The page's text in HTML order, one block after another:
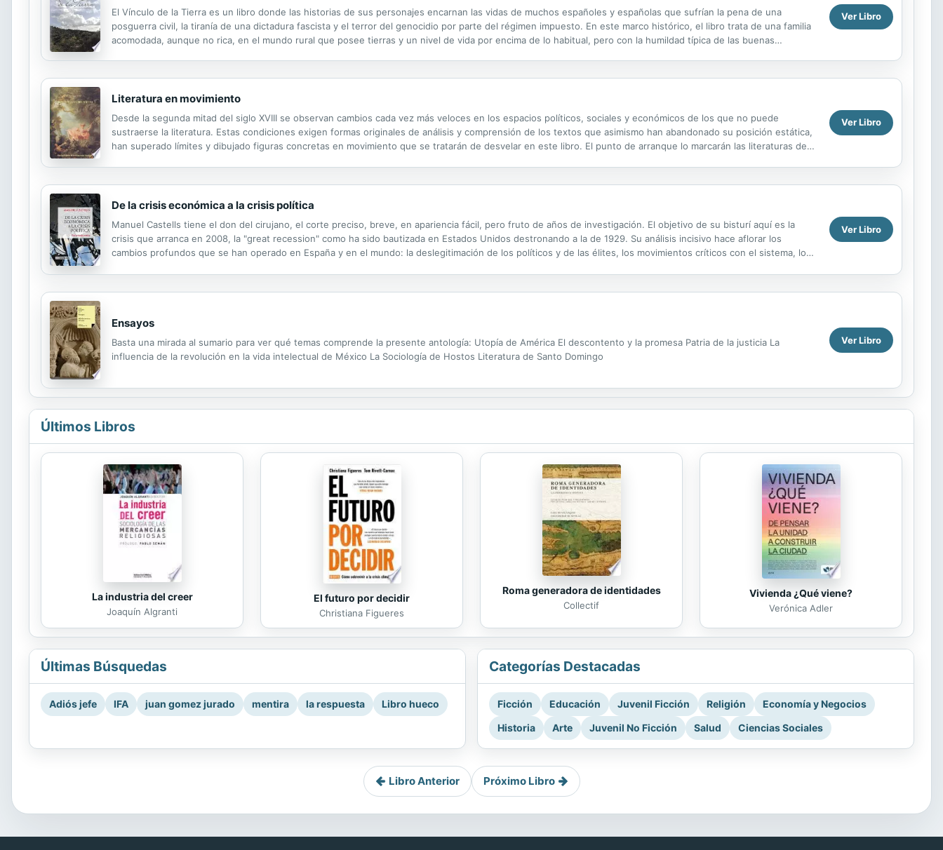
El Vínculo de la Tierra es un libro donde las historias de sus personajes encarnan las vidas de muchos españoles y españolas que sufrían la pena de una
posguerra civil, la tiranía de una dictadura fascista y el terror del genocidio por parte del régimen impuesto. En este marco histórico, el libro trata de una familia
acomodada, aunque no rica, en el mundo rural que posee tierras y un nivel de vida por encima de lo habitual, pero con la humildad típica de las buenas
Ver Libro
Literatura en movimiento
Desde la segunda mitad del siglo XVIII se observan cambios cada vez más veloces en los espacios políticos, sociales y económicos de los que no puede
sustraerse la literatura. Estas condiciones exigen formas originales de análisis y comprensión de los textos que asimismo han abandonado su posición estática,
han superado límites y dibujado figuras concretas en movimiento que se tratarán de desvelar en este libro. El punto de arranque lo marcarán las literaturas de
Ver Libro
De la crisis económica a la crisis política
Manuel Castells tiene el don del cirujano, el corte preciso, breve, en apariencia fácil, pero fruto de años de investigación. El objetivo de su bisturí aquí es la
crisis que arranca en 2008, la "great recession" como ha sido bautizada en Estados Unidos destronando a la de 1929. Su análisis incisivo hace aflorar los
cambios profundos que se han operado en España y en el mundo: la deslegitimación de los políticos y de las élites, los movimientos críticos con el sistema, los
Ver Libro
Ensayos
Basta una mirada al sumario para ver qué temas comprende la presente antología: Utopía de América El descontento y la promesa Patria de la justicia La
influencia de la revolución en la vida intelectual de México La Sociología de Hostos Literatura de Santo Domingo
Ver Libro
Últimos Libros
La industria del creer
Joaquín Algranti
El futuro por decidir
Christiana Figueres
Roma generadora de identidades
Collectif
Vivienda ¿Qué viene?
Verónica Adler
Últimas Búsquedas
Adiós jefe IFA juan gomez jurado mentira la respuesta Libro hueco
Categorías Destacadas
Ficción Educación Juvenil Ficción Religión
Economía y Negocios
Historia
Arte Juvenil No Ficción Salud Ciencias Sociales
Libro Anterior Próximo Libro